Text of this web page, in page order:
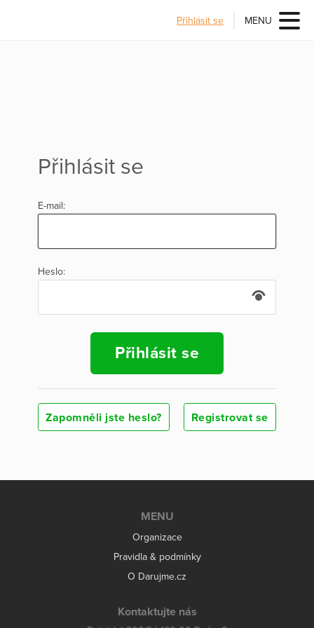
Přihlásit se MENU
Přihlásit se
E-mail:
Heslo:
Přihlásit se
Zapomněli jste heslo? Registrovat se
MENU
Organizace
Pravidla & podmínky
O Darujme.cz
Kontaktujte nás